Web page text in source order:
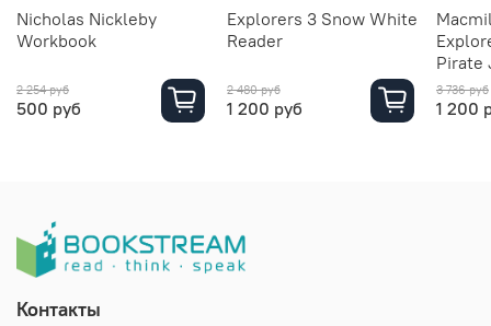
Nicholas Nickleby
Workbook
2 254 руб
500 руб
Explorers 3 Snow White
Reader
2 480 руб
1 200 руб
Pirate
3 736 руб
1 200
Контакты